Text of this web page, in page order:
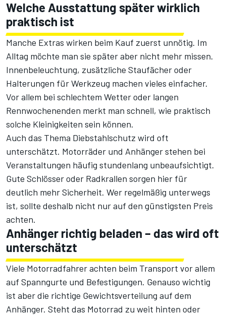
Welche Ausstattung später wirklich
praktisch ist
Manche Extras wirken beim Kauf zuerst unnötig. Im
Alltag möchte man sie später aber nicht mehr missen.
Innenbeleuchtung, zusätzliche Staufächer oder
Halterungen für Werkzeug machen vieles einfacher.
Vor allem bei schlechtem Wetter oder langen
Rennwochenenden merkt man schnell, wie praktisch
solche Kleinigkeiten sein können.
Auch das Thema Diebstahlschutz wird oft
unterschätzt. Motorräder und Anhänger stehen bei
Veranstaltungen häufig stundenlang unbeaufsichtigt.
Gute Schlösser oder Radkrallen sorgen hier für
deutlich mehr Sicherheit. Wer regelmäßig unterwegs
ist, sollte deshalb nicht nur auf den günstigsten Preis
achten.
Anhänger richtig beladen – das wird oft
unterschätzt
Viele Motorradfahrer achten beim Transport vor allem
auf Spanngurte und Befestigungen. Genauso wichtig
ist aber die richtige Gewichtsverteilung auf dem
Anhänger. Steht das Motorrad zu weit hinten oder